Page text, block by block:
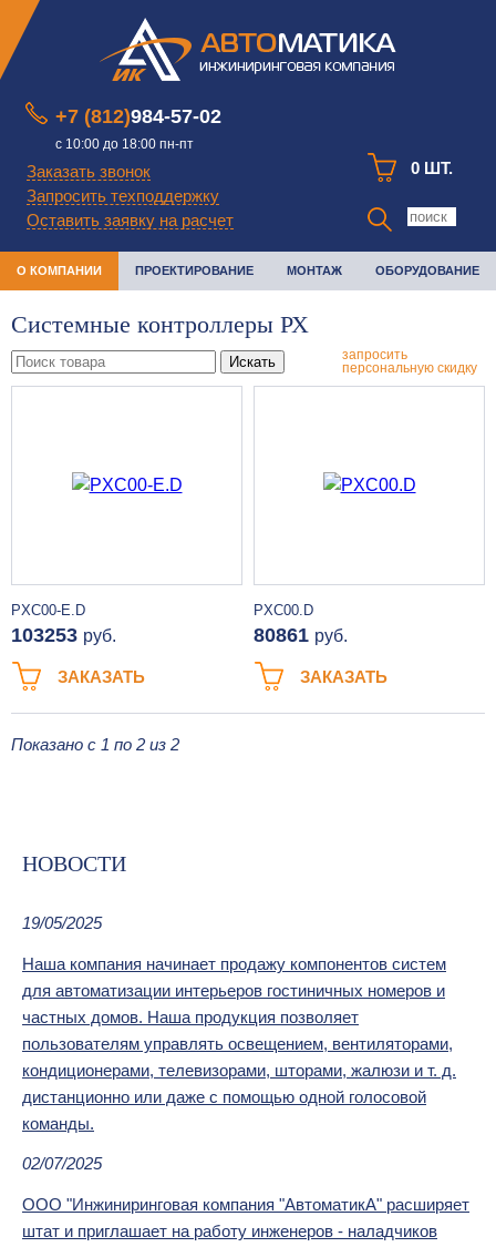
+7 (812)984-57-02
с 10:00 до 18:00 пн-пт
Заказать звонок
Запросить техподдержку
Оставить заявку на расчет
0 ШТ.
О КОМПАНИИ ПРОЕКТИРОВАНИЕ МОНТАЖ ОБОРУДОВАНИЕ
Системные контроллеры РХ
Искать
запросить
персональную скидку
PXC00-E.D
103253 руб.
ЗАКАЗАТЬ
PXC00.D
80861 руб.
ЗАКАЗАТЬ
Показано с 1 по 2 из 2
НОВОСТИ
19/05/2025
Наша компания начинает продажу компонентов систем
для автоматизации интерьеров гостиничных номеров и
частных домов. Наша продукция позволяет
пользователям управлять освещением, вентиляторами,
кондиционерами, телевизорами, шторами, жалюзи и т. д.
дистанционно или даже с помощью одной голосовой
команды.
02/07/2025
ООО "Инжиниринговая компания "АвтоматикА" расширяет
штат и приглашает на работу инженеров - наладчиков